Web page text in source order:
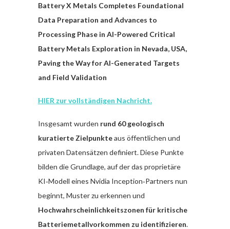
Battery X Metals Completes Foundational
Data Preparation and Advances to
Processing Phase in AI-Powered Critical
Battery Metals Exploration in Nevada, USA,
Paving the Way for AI-Generated Targets
and Field Validation
HIER zur vollständigen Nachricht.
Insgesamt wurden rund 60 geologisch
kuratierte Zielpunkteaus öffentlichen und
privaten Datensätzen definiert. Diese Punkte
bilden die Grundlage, auf der das proprietäre
KI‑Modell eines Nvidia Inception‑Partners nun
beginnt, Muster zu erkennen und
Hochwahrscheinlichkeitszonen für kritische
Batteriemetallvorkommen zu identifizieren.